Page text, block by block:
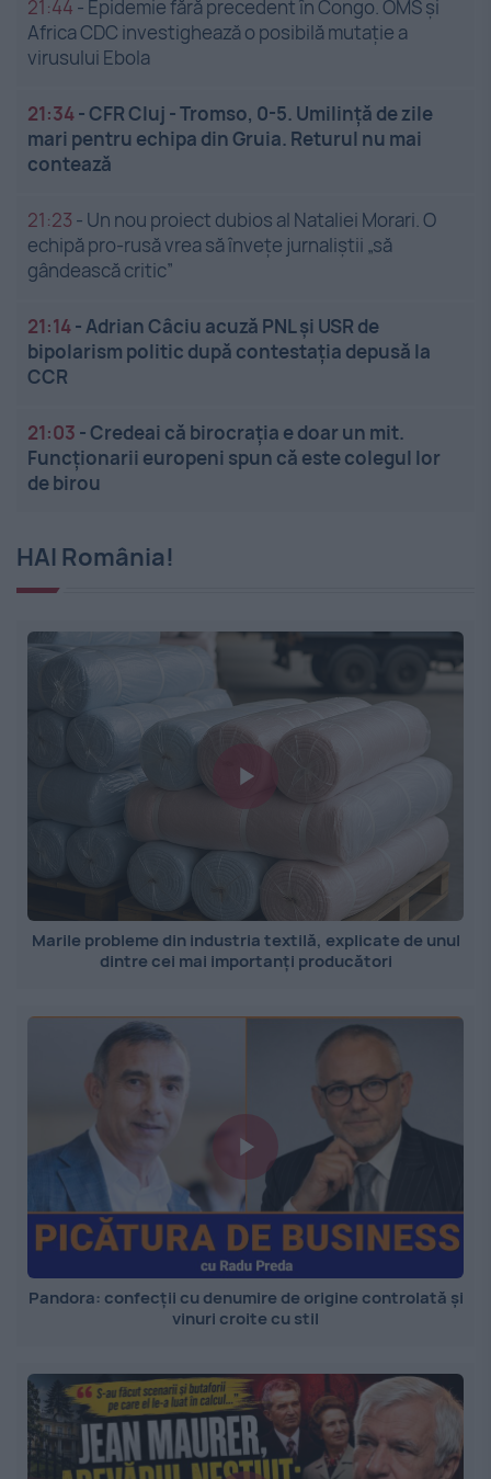
21:44 - Epidemie fără precedent în Congo. OMS și
Africa CDC investighează o posibilă mutație a
virusului Ebola
21:34-CFR Cluj - Tromso, 0-5. Umilință de zile
mari pentru echipa din Gruia. Returul nu mai
contează
21:23 - Un nou proiect dubios al Nataliei Morari. O
echipă pro-rusă vrea să înveţe jurnaliştii „să
gândească critic”
21:14-Adrian Câciu acuză PNL și USR de
bipolarism politic după contestația depusă la
CCR
21:03 -Credeai că birocrația e doar un mit.
Funcționarii europeni spun că este colegul lor
de birou
HAI România!
Marile probleme din industria textilă, explicate de unul
dintre cei mai importanți producători
Pandora: confecții cu denumire de origine controlată și
vinuri croite cu stil